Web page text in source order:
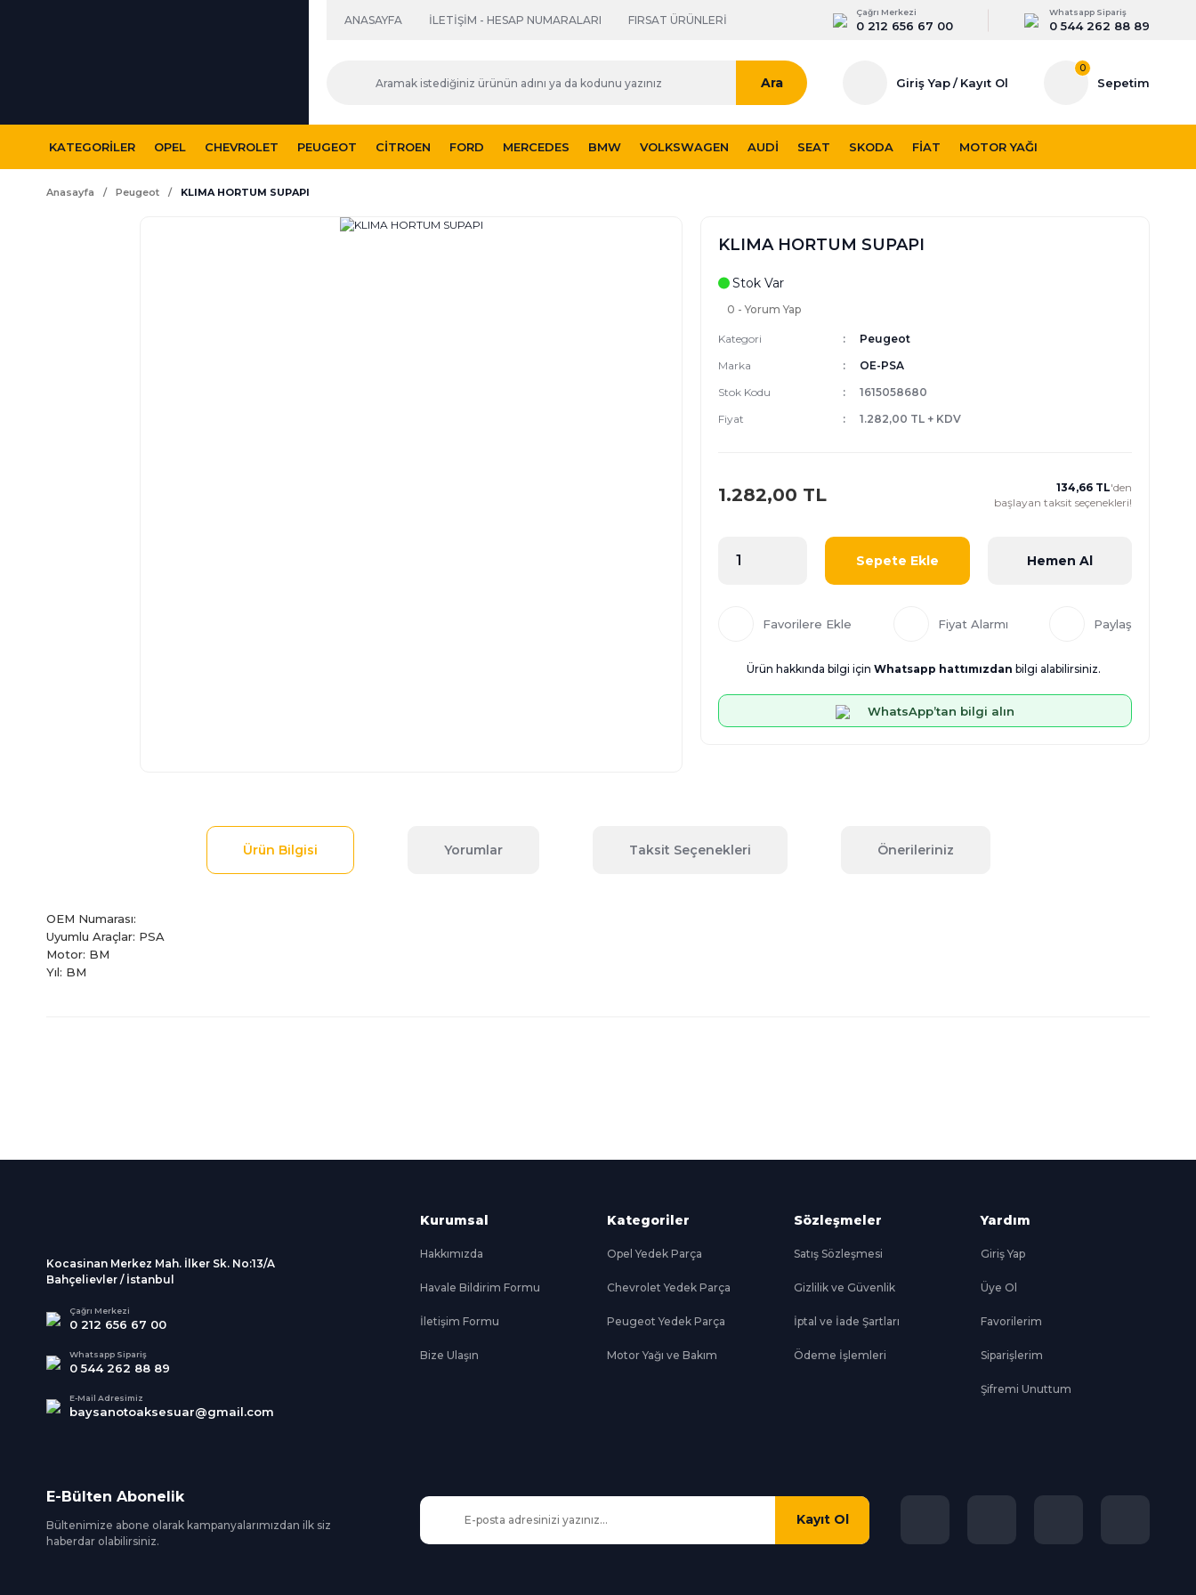
ANASAYFA İLETİŞİM - HESAP NUMARALARI FIRSAT ÜRÜNLERİ
Çağrı Merkezi
0 212 656 67 00
Whatsapp Sipariş
0 544 262 88 89
Ara Giriş Yap/ Kayıt Ol
0
Sepetim
KATEGORILER OPEL CHEVROLET PEUGEOT CITROEN FORD MERCEDES BMW VOLKSWAGEN AUDI SEAT SKODA FIAT MOTOR YAĞI
Anasayfa Peugeot KLIMA HORTUM SUPAPI
KLIMA HORTUM SUPAPI
Stok Var
0 - Yorum Yap
Kategori
Peugeot
Marka
OE-PSA
Stok Kodu
1615058680
Fiyat
1.282,00 TL + KDV
1.282,00 TL 134,66 TL'den
başlayan taksit seçenekleri!
Sepete Ekle Hemen Al
Fiyat Alarmı Paylaş
Ürün hakkında bilgi için Whatsapp hattımızdan bilgi alabilirsiniz.
WhatsApp’tan bilgi alın
Ürün Bilgisi Yorumlar Taksit Seçenekleri Önerileriniz
OEM Numarası:
Uyumlu Araçlar: PSA
Motor: BM
Yıl: BM
Gönder
Kocasinan Merkez Mah. İlker Sk. No:13/A
Bahçelievler / İstanbul
Çağrı Merkezi
0 212 656 67 00
Whatsapp Sipariş
0 544 262 88 89
E-Mail Adresimiz
baysanotoaksesuar@gmail.com
Kurumsal
Hakkımızda
Havale Bildirim Formu
İletişim Formu
Bize Ulaşın
Kategoriler
Opel Yedek Parça
Chevrolet Yedek Parça
Peugeot Yedek Parça
Motor Yağı ve Bakım
Sözleşmeler
Satış Sözleşmesi
Gizlilik ve Güvenlik
İptal ve İade Şartları
Ödeme İşlemleri
Yardım
Giriş Yap
Üye Ol
Favorilerim
Siparişlerim
Şifremi Unuttum
E-Bülten Abonelik
Bültenimize abone olarak kampanyalarımızdan ilk siz
haberdar olabilirsiniz.
Kayıt Ol